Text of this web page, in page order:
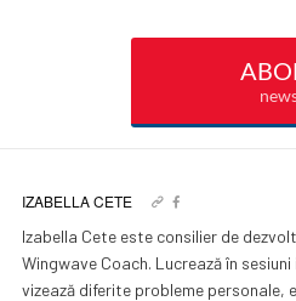
IZABELLA CETE
Izabella Cete este consilier de
Wingwave Coach. Lucrează în
vizează diferite probleme